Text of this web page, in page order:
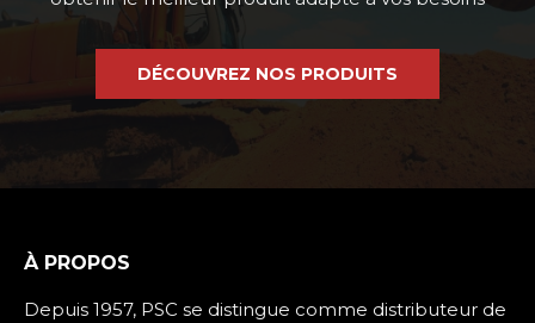
DÉCOUVREZ NOS PRODUITS
À PROPOS
Depuis 1957, PSC se distingue comme distributeur de